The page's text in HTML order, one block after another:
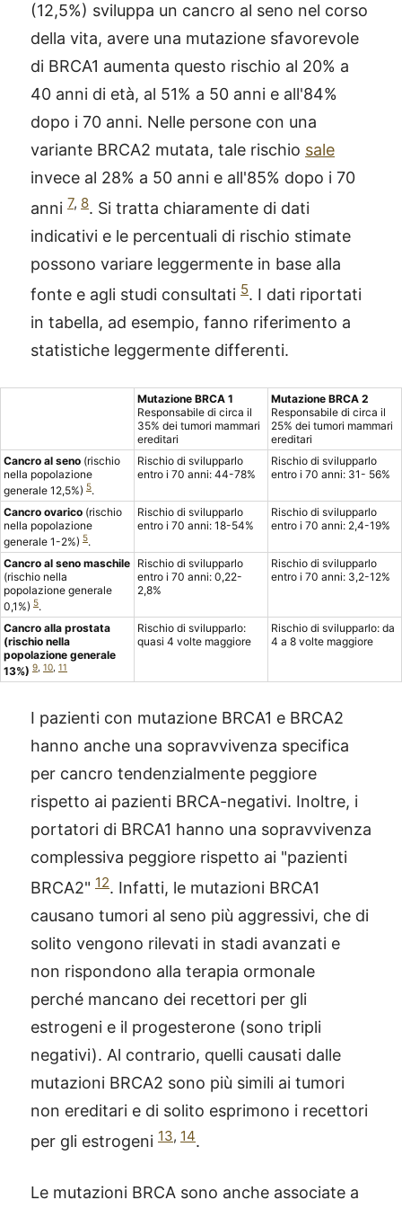
(12,5%) sviluppa un cancro al seno nel corso
della vita, avere una mutazione sfavorevole
di BRCA1 aumenta questo rischio al 20% a
40 anni di età, al 51% a 50 anni e all'84%
dopo i 70 anni. Nelle persone con una
variante BRCA2 mutata, tale rischio sale
invece al 28% a 50 anni e all'85% dopo i 70
anni 7, 8. Si tratta chiaramente di dati
indicativi e le percentuali di rischio stimate
possono variare leggermente in base alla
fonte e agli studi consultati 5. I dati riportati
in tabella, ad esempio, fanno riferimento a
statistiche leggermente differenti.
Mutazione BRCA 1
Responsabile di circa il
35% dei tumori mammari
ereditari
Mutazione BRCA 2
Responsabile di circa il
25% dei tumori mammari
ereditari
Cancro al seno (rischio
nella popolazione
generale 12,5%) 5.
Rischio di svilupparlo
entro i 70 anni: 44-78%
Rischio di svilupparlo
entro i 70 anni: 31- 56%
Cancro ovarico (rischio
nella popolazione
generale 1-2%) 5.
Rischio di svilupparlo
entro i 70 anni: 18-54%
Rischio di svilupparlo
entro i 70 anni: 2,4-19%
Cancro al seno maschile
(rischio nella
popolazione generale
0,1%) 5.
Rischio di svilupparlo
entro i 70 anni: 0,22-
2,8%
Rischio di svilupparlo
entro i 70 anni: 3,2-12%
Cancro alla prostata
(rischio nella
popolazione generale
13%) 9 10 11
Rischio di svilupparlo:
quasi 4 volte maggiore
Rischio di svilupparlo: da
4 a 8 volte maggiore
I pazienti con mutazione BRCA1 e BRCA2
hanno anche una sopravvivenza specifica
per cancro tendenzialmente peggiore
rispetto ai pazienti BRCA-negativi. Inoltre, i
portatori di BRCA1 hanno una sopravvivenza
complessiva peggiore rispetto ai "pazienti
BRCA2" 12. Infatti, le mutazioni BRCA1
causano tumori al seno più aggressivi, che di
solito vengono rilevati in stadi avanzati e
non rispondono alla terapia ormonale
perché mancano dei recettori per gli
estrogeni e il progesterone (sono tripli
negativi). Al contrario, quelli causati dalle
mutazioni BRCA2 sono più simili ai tumori
non ereditari e di solito esprimono i recettori
per gli estrogeni 13, 14.
Le mutazioni BRCA sono anche associate a